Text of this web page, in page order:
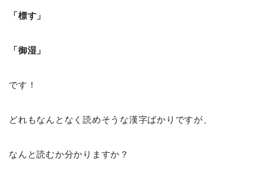
「標す」
「御湿」
です！
どれもなんとなく読めそうな漢字ばかりですが、
なんと読むか分かりますか？